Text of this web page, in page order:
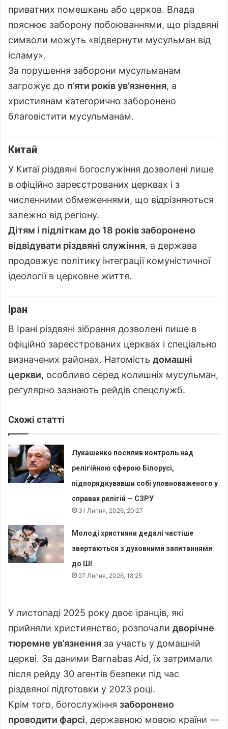
приватних помешкань або церков. Влада
пояснює заборону побоюваннями, що різдвяні
символи можуть «відвернути мусульман від
ісламу».
За порушення заборони мусульманам
загрожує до п’яти років ув’язнення, а
християнам категорично заборонено
благовістити мусульманам.
Китай
У Китаї різдвяні богослужіння дозволені лише
в офіційно зареєстрованих церквах і з
численними обмеженнями, що відрізняються
залежно від регіону.
Дітям і підліткам до 18 років заборонено
відвідувати різдвяні служіння, а держава
продовжує політику інтеграції комуністичної
ідеології в церковне життя.
Іран
В Ірані різдвяні зібрання дозволені лише в
офіційно зареєстрованих церквах і спеціально
визначених районах. Натомість домашні
церкви, особливо серед колишніх мусульман,
регулярно зазнають рейдів спецслужб.
Схожі статті
Лукашенко посилив контроль над
релігійною сферою Білорусі,
підпорядкувавши собі уповноваженого у
справах релігій — СЗРУ
31 Липня, 2026, 20:27
Молоді християни дедалі частіше
звертаються з духовними запитаннями
до ШІ
27 Липня, 2026, 18:25
У листопаді 2025 року двоє іранців, які
прийняли християнство, розпочали дворічне
тюремне ув’язнення за участь у домашній
церкві. За даними Barnabas Aid, їх затримали
після рейду 30 агентів безпеки під час
різдвяної підготовки у 2023 році.
Крім того, богослужіння заборонено
проводити фарсі, державною мовою країни —